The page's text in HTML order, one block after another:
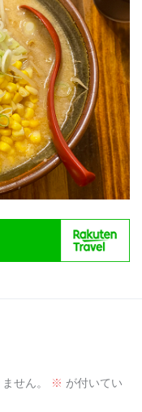
せん。 ※ が付いてい